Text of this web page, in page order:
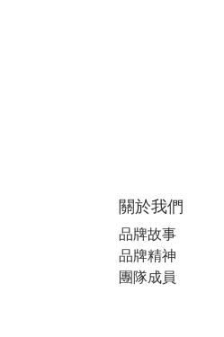
關於我們
品牌故事
品牌精神
團隊成員